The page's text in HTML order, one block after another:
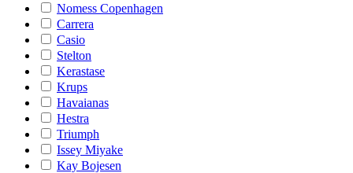
Nomess Copenhagen
Carrera
Casio
Stelton
Kerastase
Krups
Havaianas
Hestra
Triumph
Issey Miyake
Kay Bojesen